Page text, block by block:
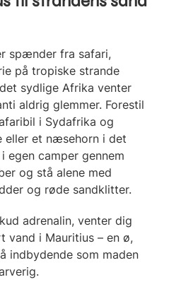
spænder fra safari,
på tropiske strande
sydlige Afrika venter
aldrig glemmer. Forestil
i Sydafrika og
eller et næsehorn i det
egen camper gennem
og stå alene med
og røde sandklitter.
adrenalin, venter dig
vand i Mauritius – en ø,
indbydende som maden